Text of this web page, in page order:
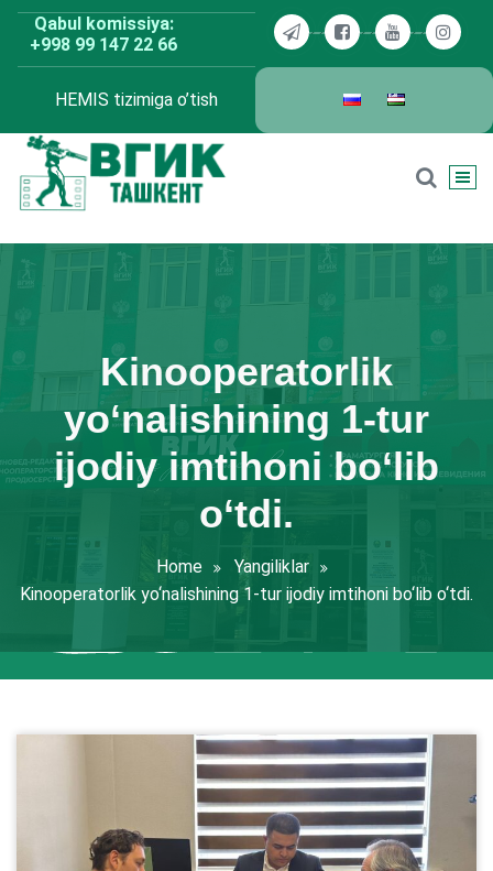
Skip
content
Qabul komissiya:
+998 99 147 22 66
HEMIS tizimiga o’tish
Kinooperatorlik
yo‘nalishining 1-tur
ijodiy imtihoni bo‘lib
o‘tdi.
Home
Yangiliklar
Kinooperatorlik yo‘nalishining 1-tur ijodiy imtihoni bo‘lib o‘tdi.